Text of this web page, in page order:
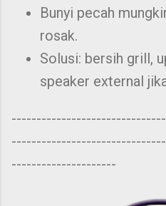
Bunyi pecah
rosak.
Solusi: bersih grill,
speaker external
---------------------